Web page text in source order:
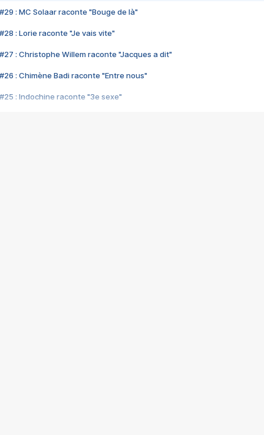
#29 : MC Solaar raconte "Bouge de là"
#28 : Lorie raconte "Je vais vite"
#27 : Christophe Willem raconte "Jacques a dit"
#26 : Chimène Badi raconte "Entre nous"
#25 : Indochine raconte "3e sexe"